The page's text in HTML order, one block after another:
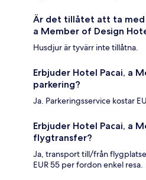
Är det tillåtet att ta med
a Member of Design
Husdjur är tyvärr inte tillåtna.
Erbjuder Hotel Pacai, a
parkering?
Ja. Parkeringsservice kostar
Erbjuder Hotel Pacai, a
flygtransfer?
Ja, transport till/från
EUR 55 per fordon enkel resa.